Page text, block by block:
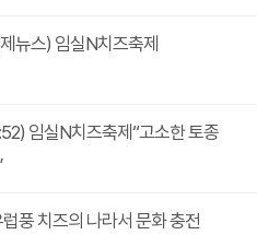
뉴스) 임실N치즈축제
임실N치즈축제“고소한 토종
풍 치즈의 나라서 문화 충전